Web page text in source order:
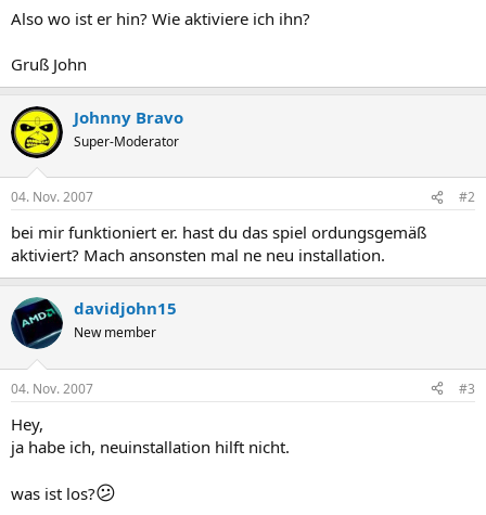
Also wo ist er hin? Wie aktiviere ich ihn?
Gruß John
Johnny Bravo
Super-Moderator
04. Nov. 2007 #2
bei mir funktioniert er. hast du das spiel ordungsgemäß
aktiviert? Mach ansonsten mal ne neu installation.
davidjohn15
New member
04. Nov. 2007 #3
Hey,
ja habe ich, neuinstallation hilft nicht.
was ist los?😕